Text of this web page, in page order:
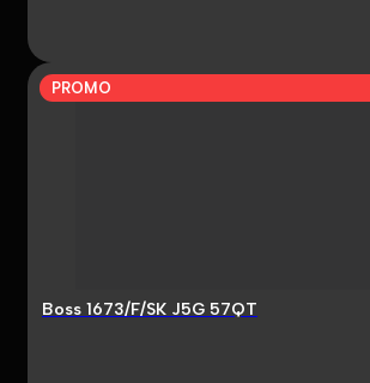
PROMO
Boss 1673/F/SK J5G 57QT